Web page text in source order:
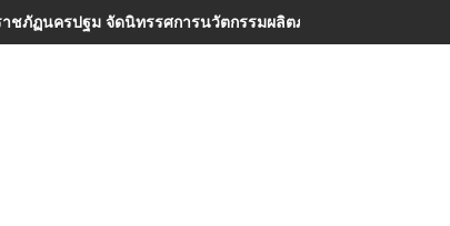
าชภัฏนครปฐม จัดนิทรรศการนวัตกรรมผลิตภัณฑ์ชุมชน 2569 ยก